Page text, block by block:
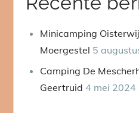
Minicamping
Moergestel 5
Camping De
Geertruid 4 mei 2024